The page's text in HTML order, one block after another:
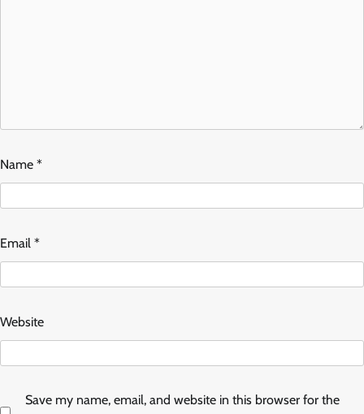
Name *
Email *
Website
Save my name, email, and website in this browser for the